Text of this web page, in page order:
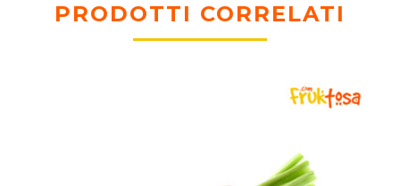
PRODOTTI CORRELATI